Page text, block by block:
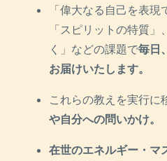
「偉大なる自己を表現
「スピリットの特質
く」などの課題で毎日
お届けいたします。
これらの教えを実行に
や自分への問いかけ。
在世のエネルギー・マ